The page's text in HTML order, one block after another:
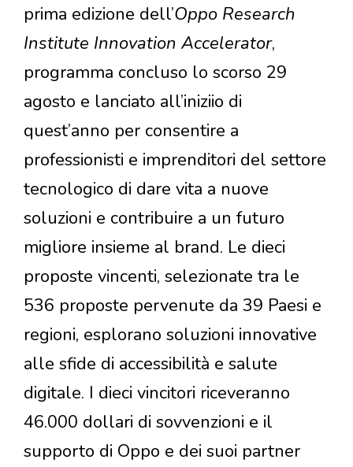
prima edizione dell’Oppo Research
Institute Innovation Accelerator,
programma concluso lo scorso 29
agosto e lanciato all’iniziio di
quest’anno per consentire a
professionisti e imprenditori del settore
tecnologico di dare vita a nuove
soluzioni e contribuire a un futuro
migliore insieme al brand. Le dieci
proposte vincenti, selezionate tra le
536 proposte pervenute da 39 Paesi e
regioni, esplorano soluzioni innovative
alle sfide di accessibilità e salute
digitale. I dieci vincitori riceveranno
46.000 dollari di sovvenzioni e il
supporto di Oppo e dei suoi partner